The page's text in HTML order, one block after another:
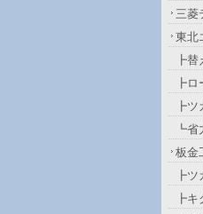
三菱
東北
┣替
┣ロ
┣ツ
┗省
板金
┣ツ
┣キ